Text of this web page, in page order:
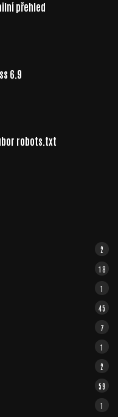
přehled
6.9
robots.txt
2
18
1
45
7
1
2
59
1